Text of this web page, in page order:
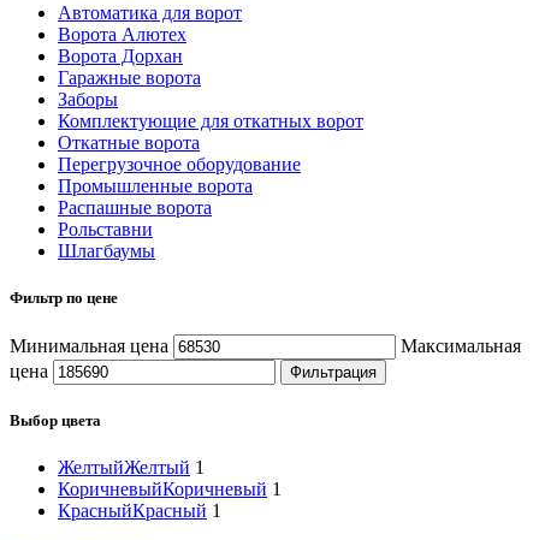
Автоматика для ворот
Ворота Алютех
Ворота Дорхан
Гаражные ворота
Заборы
Комплектующие для откатных ворот
Откатные ворота
Перегрузочное оборудование
Промышленные ворота
Распашные ворота
Рольставни
Шлагбаумы
Фильтр по цене
Минимальная цена
Максимальная
цена
Фильтрация
Выбор цвета
ЖелтыйЖелтый 1
КоричневыйКоричневый 1
КрасныйКрасный 1